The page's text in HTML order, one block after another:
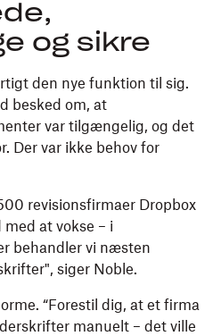
og sikre
den nye funktion til sig.
besked om, at
var tilgængelig, og det
Der var ikke behov for
revisionsfirmaer Dropbox
at vokse – i
behandler vi næsten
siger Noble.
“Forestil dig, at et firma
manuelt – det ville